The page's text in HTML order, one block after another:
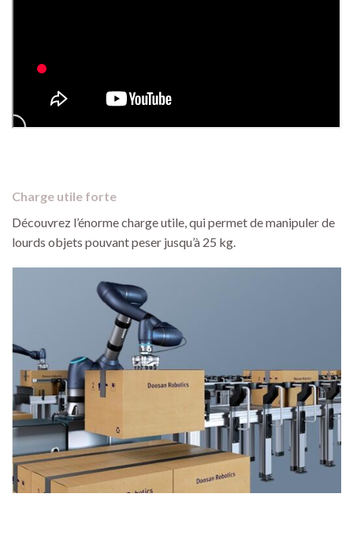
Charge utile forte
Découvrez l’énorme charge utile, qui permet de manipuler de
lourds objets pouvant peser jusqu’à 25 kg.